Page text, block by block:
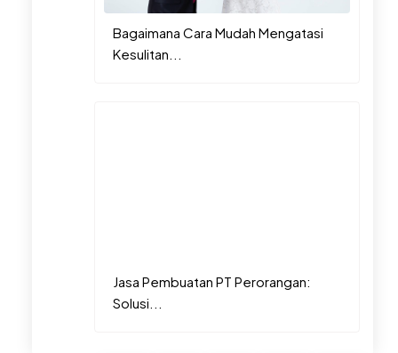
Bagaimana Cara Mudah Mengatasi
Kesulitan...
Jasa Pembuatan PT Perorangan:
Solusi...